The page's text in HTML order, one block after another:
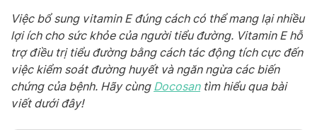
Việc bổ sung vitamin E đúng cách có thể mang lại nhiều
lợi ích cho sức khỏe của người tiểu đường. Vitamin E hỗ
trợ điều trị tiểu đường bằng cách tác động tích cực đến
việc kiểm soát đường huyết và ngăn ngừa các biến
chứng của bệnh. Hãy cùng Docosantìm hiểu qua bài
viết dưới đây!